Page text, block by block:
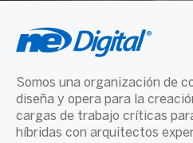
Somos una organización de
diseña y opera para la
cargas de trabajo críticas
híbridas con arquitectos